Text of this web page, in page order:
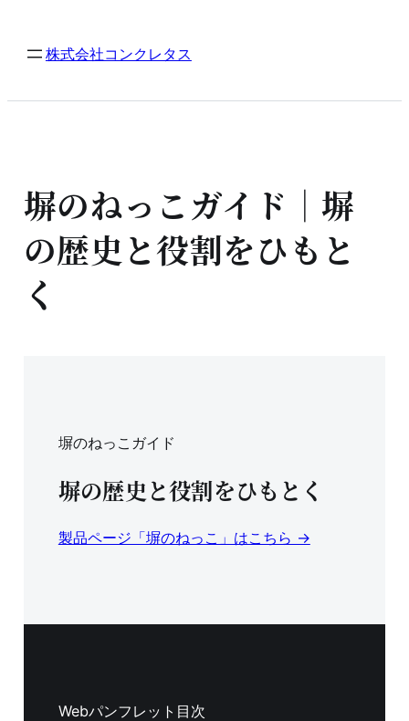
容
プ
株式会社コンクレタス
塀のねっこガイド｜塀
の歴史と役割をひもと
く
塀のねっこガイド
塀の歴史と役割をひもとく
製品ページ「塀のねっこ」はこちら →
Webパンフレット目次